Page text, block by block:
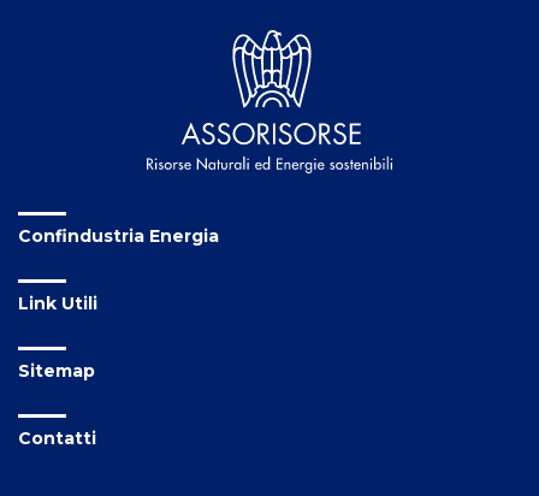
Confindustria Energia
Link Utili
Sitemap
Contatti